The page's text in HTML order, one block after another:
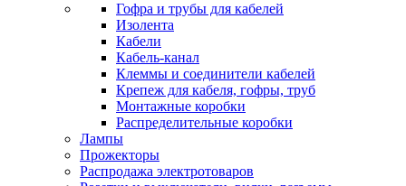
Гофра и трубы для кабелей
Изолента
Кабели
Кабель-канал
Клеммы и соединители кабелей
Крепеж для кабеля, гофры, труб
Монтажные коробки
Распределительные коробки
Лампы
Прожекторы
Распродажа электротоваров